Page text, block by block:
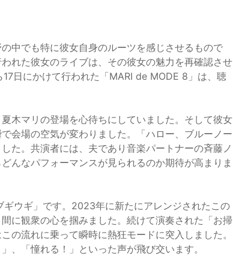
中でも特に彼女自身のルーツを感じさせるもので
れた彼女のライブは、その彼女の魅力を再確認させ
日にかけて行われた「MARI de MODE 8」は、聴
木マリの登場を心待ちにしていました。そして彼女
会場の空気が変わりました。「ハロー、ブルーノー
た。共演者には、夫であり音楽パートナーの斉藤ノ
んなパフォーマンスが見られるのか期待が高まりま
ウギ」です。2023年に新たにアレンジされたこの
に観衆の心を掴みました。続けて演奏された「お掃
の流れに乗って瞬時に熱狂モードに突入しました。
、「憧れる！」といった声が飛び交います。